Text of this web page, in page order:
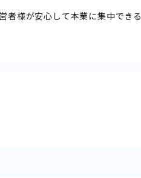
者様が安心して本業に集中できる